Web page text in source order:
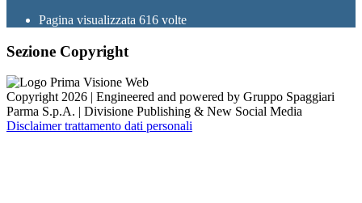
Pagina visualizzata 616 volte
Sezione Copyright
Copyright 2026 | Engineered and powered by Gruppo Spaggiari
Parma S.p.A. | Divisione Publishing & New Social Media
Disclaimer trattamento dati personali